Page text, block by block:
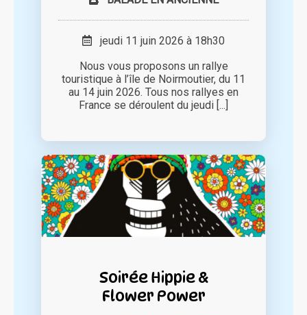
jeudi 11 juin 2026 à 18h30
Nous vous proposons un rallye
touristique à l’île de Noirmoutier, du 11
au 14 juin 2026. Tous nos rallyes en
France se déroulent du jeudi [...]
Soirée Hippie &
Flower Power